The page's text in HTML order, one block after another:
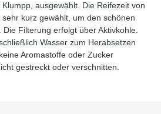
ausgewählt. Die Reifezeit von
kurz gewählt, um den schönen
Filterung erfolgt über Aktivkohle.
Wasser zum Herabsetzen
Aromastoffe oder Zucker
gestreckt oder verschnitten.